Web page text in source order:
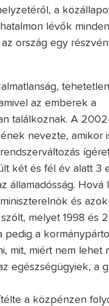
a
lévők
ország egy
az emberek a
találkoznak. A
nevezte, amikor
két és fél év alatt 3
államadósság. Hová
és
melyet 1998 és
pedig a
mit, miért nem lehet
egészségügyiek, a
a közpénzen